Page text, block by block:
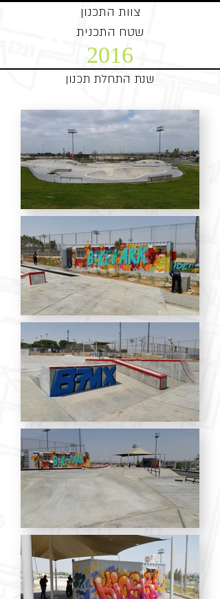
צוות התכנון
שטח התכנית
2016
שנת התחלת תכנון